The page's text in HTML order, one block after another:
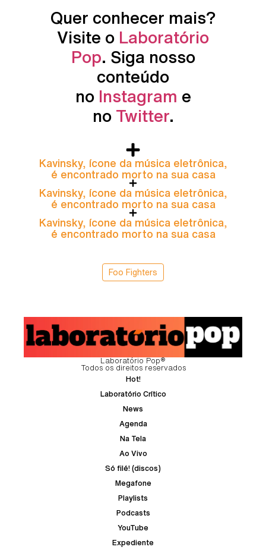
Quer conhecer mais?
Visite o Laboratório
Pop. Siga nosso
conteúdo
no Instagram e
no Twitter.
Kavinsky, ícone da música eletrônica,
é encontrado morto na sua casa
Kavinsky, ícone da música eletrônica,
é encontrado morto na sua casa
Kavinsky, ícone da música eletrônica,
é encontrado morto na sua casa
Foo Fighters
Laboratório Pop®
Todos os direitos reservados
Hot!
Laboratório Crítico
News
Agenda
Na Tela
Ao Vivo
Só filé! (discos)
Megafone
Playlists
Podcasts
YouTube
Expediente